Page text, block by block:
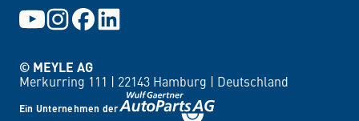
© MEYLE AG
Merkurring 111 | 22143 Hamburg | Deutschland
Ein Unternehmen der